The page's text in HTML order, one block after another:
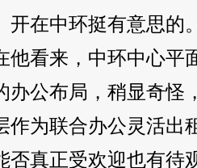
开在中环挺有意思
他看来，中环中心平
办公布局，稍显奇怪
作为联合办公灵活出
否真正受欢迎也有待